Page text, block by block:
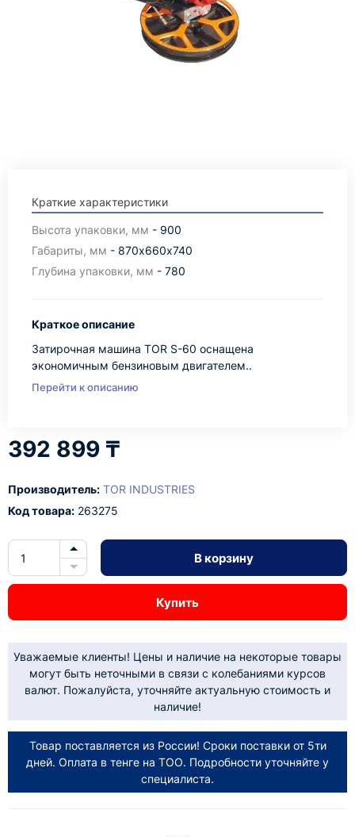
Краткие характеристики
Высота упаковки, мм - 900
Габариты, мм - 870х660х740
Глубина упаковки, мм - 780
Краткое описание
Затирочная машина TOR S-60 оснащена
экономичным бензиновым двигателем..
Перейти к описанию
392 899 ₸
Производитель: TOR INDUSTRIES
Код товара: 263275
В корзину
Купить
Уважаемые клиенты! Цены и наличие на некоторые товары
могут быть неточными в связи с колебаниями курсов
валют. Пожалуйста, уточняйте актуальную стоимость и
наличие!
Товар поставляется из России! Сроки поставки от 5ти
дней. Оплата в тенге на ТОО. Подробности уточняйте у
специалиста.